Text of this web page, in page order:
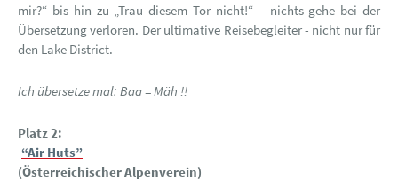
mir?“ bis hin zu „Trau diesem Tor nicht!“ – nichts gehe bei der
Übersetzung verloren. Der ultimative Reisebegleiter - nicht nur für
den Lake District.
Ich übersetze mal: Baa = Mäh !!
Platz 2:
“Air Huts”
(Österreichischer Alpenverein)